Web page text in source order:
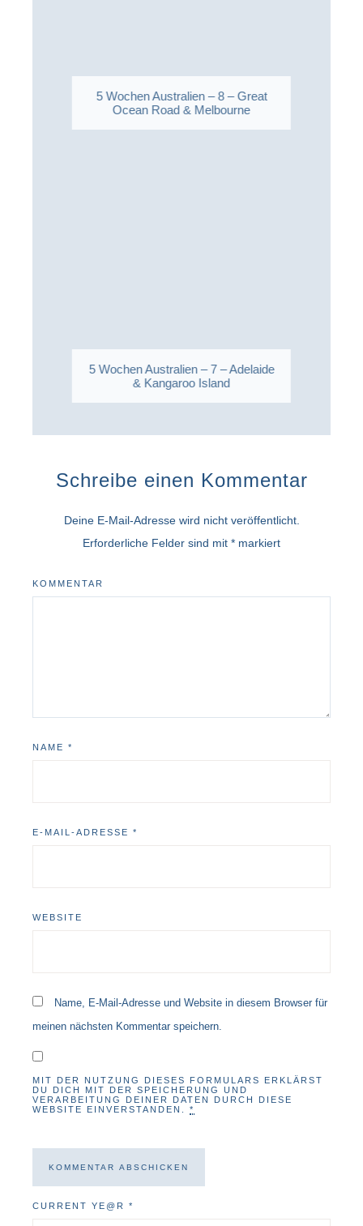
5 Wochen Australien – 8 – Great
Ocean Road & Melbourne
5 Wochen Australien – 7 – Adelaide
& Kangaroo Island
Schreibe einen Kommentar
Deine E-Mail-Adresse wird nicht veröffentlicht.
Erforderliche Felder sind mit * markiert
KOMMENTAR
NAME *
E-MAIL-ADRESSE *
WEBSITE
Name, E-Mail-Adresse und Website in diesem Browser für
meinen nächsten Kommentar speichern.
MIT DER NUTZUNG DIESES FORMULARS ERKLÄRST
DU DICH MIT DER SPEICHERUNG UND
VERARBEITUNG DEINER DATEN DURCH DIESE
WEBSITE EINVERSTANDEN. *
CURRENT YE@R *